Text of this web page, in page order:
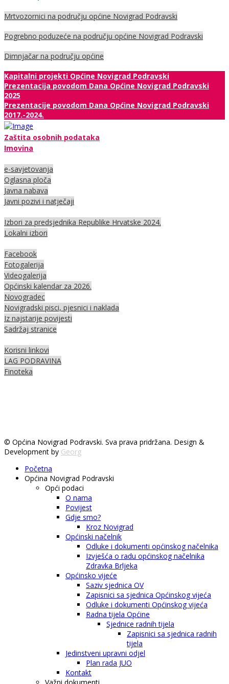
Mrtvozornici na području općine Novigrad Podravski
Pogrebno poduzeće na području općine Novigrad Podravski
Dimnjačar na području općine
Kapitalni projekti Općine Novigrad Podravski
Prezentacija povodom Dana Općine Novigrad Podravski
2025
Prezentacije povodom Dana Općine Novigrad Podravski
2017.-2024.
Zaštita osobnih podataka
Imovina
e-savjetovanja
Oglasna ploča
Javna nabava
Javni pozivi i natječaji
Izbori za predsjednika Republike Hrvatske 2024.
Lokalni izbori
Facebook
Fotogalerija
Videogalerija
Općinski kalendar za 2026.
Novogradec
Novigradski pisci, pjesnici i naklada
Iz najstarije povijesti
Sadržaj stranice
Korisni linkovi
LAG PODRAVINA
Finoteka
© Općina Novigrad Podravski. Sva prava pridržana. Design &
Development by Georg
Početna
Općina Novigrad Podravski
Opći podaci
O nama
Povijest
Gdje smo?
Kroz Novigrad
Općinski načelnik
Odluke i dokumenti općinskog načelnika
Izvješća o radu općinskog načelnika
Zdravka Brljeka
Općinsko vijeće
Saziv sjednica OV
Zapisnici sa sjednica Općinskog vijeća
Odluke i dokumenti Općinskog vijeća
Radna tijela Općine
Sjednice radnih tijela
Zapisnici sa sjednica radnih
tijela
Jedinstveni upravni odjel
Plan rada JUO
Kontakt
Važni dokumenti